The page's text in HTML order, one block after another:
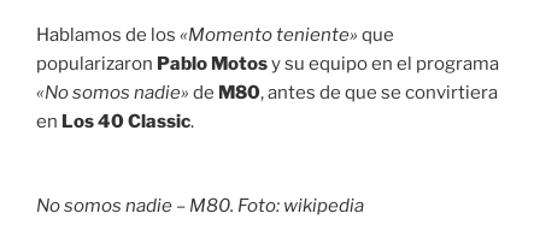
Hablamos de los «Momento teniente» que
popularizaron Pablo Motosy su equipo en el programa
«No somos nadie» de M80, antes de que se convirtiera
en Los 40 Classic.
No somos nadie – M80. Foto: wikipedia